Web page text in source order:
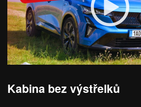
Kabina bez výstřelků